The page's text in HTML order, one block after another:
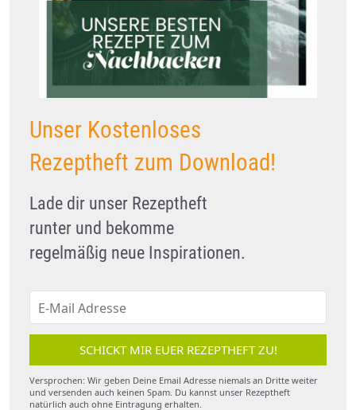
Unser Kostenloses
Rezeptheft zum Download!
Lade dir unser Rezeptheft
runter und bekomme
regelmäßig neue Inspirationen.
SCHICKT MIR EUER REZEPTHEFT ZU!
Versprochen: Wir geben Deine Email Adresse niemals an Dritte weiter
und versenden auch keinen Spam. Du kannst unser Rezeptheft
natürlich auch ohne Eintragung erhalten.